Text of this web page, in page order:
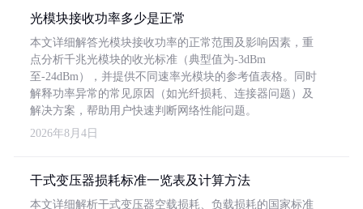
光模块接收功率多少是正常
本文详细解答光模块接收功率的正常范围及影响因素，重
点分析千兆光模块的收光标准（典型值为-3dBm
至-24dBm），并提供不同速率光模块的参考值表格。同时
解释功率异常的常见原因（如光纤损耗、连接器问题）及
解决方案，帮助用户快速判断网络性能问题。
2026年8月4日
干式变压器损耗标准一览表及计算方法
本文详细解析干式变压器空载损耗、负载损耗的国家标准